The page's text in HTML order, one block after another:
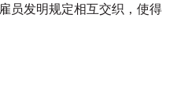
员发明规定相互交织，使得